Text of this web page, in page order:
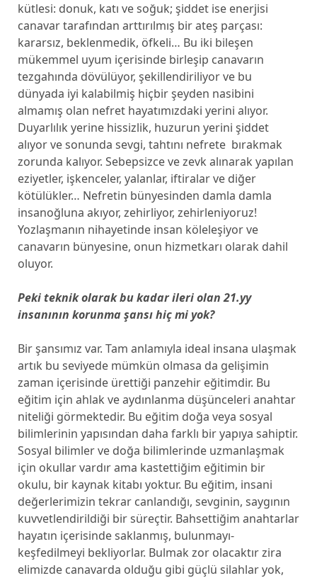
kütlesi: donuk, katı ve soğuk; şiddet ise enerjisi
canavar tarafından arttırılmış bir ateş parçası:
kararsız, beklenmedik, öfkeli… Bu iki bileşen
mükemmel uyum içerisinde birleşip canavarın
tezgahında dövülüyor, şekillendiriliyor ve bu
dünyada iyi kalabilmiş hiçbir şeyden nasibini
almamış olan nefret hayatımızdaki yerini alıyor.
Duyarlılık yerine hissizlik, huzurun yerini şiddet
alıyor ve sonunda sevgi, tahtını nefrete bırakmak
zorunda kalıyor. Sebepsizce ve zevk alınarak yapılan
eziyetler, işkenceler, yalanlar, iftiralar ve diğer
kötülükler… Nefretin bünyesinden damla damla
insanoğluna akıyor, zehirliyor, zehirleniyoruz!
Yozlaşmanın nihayetinde insan köleleşiyor ve
canavarın bünyesine, onun hizmetkarı olarak dahil
oluyor.
Peki teknik olarak bu kadar ileri olan 21.yy
insanının korunma şansı hiç mi yok?
Bir şansımız var. Tam anlamıyla ideal insana ulaşmak
artık bu seviyede mümkün olmasa da gelişimin
zaman içerisinde ürettiği panzehir eğitimdir. Bu
eğitim için ahlak ve aydınlanma düşünceleri anahtar
niteliği görmektedir. Bu eğitim doğa veya sosyal
bilimlerinin yapısından daha farklı bir yapıya sahiptir.
Sosyal bilimler ve doğa bilimlerinde uzmanlaşmak
için okullar vardır ama kastettiğim eğitimin bir
okulu, bir kaynak kitabı yoktur. Bu eğitim, insani
değerlerimizin tekrar canlandığı, sevginin, saygının
kuvvetlendirildiği bir süreçtir. Bahsettiğim anahtarlar
hayatın içerisinde saklanmış, bulunmayı-
keşfedilmeyi bekliyorlar. Bulmak zor olacaktır zira
elimizde canavarda olduğu gibi güçlü silahlar yok,